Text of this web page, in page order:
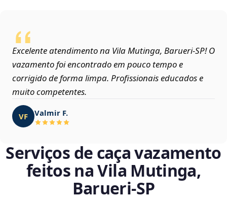
Excelente atendimento na Vila Mutinga, Barueri‑SP! O
vazamento foi encontrado em pouco tempo e
corrigido de forma limpa. Profissionais educados e
muito competentes.
VF Valmir F.
Serviços de caça vazamento
feitos na Vila Mutinga,
Barueri‑SP